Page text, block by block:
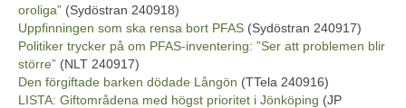
oroliga” (Sydöstran 240918)
Uppfinningen som ska rensa bort PFAS (Sydöstran 240917)
Politiker trycker på om PFAS-inventering: ”Ser att problemen blir
större” (NLT 240917)
Den förgiftade barken dödade Långön (TTela 240916)
LISTA: Giftområdena med högst prioritet i Jönköping (JP